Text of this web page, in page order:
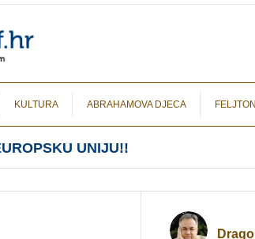
KULTURA ABRAHAMOVA DJECA FELJTON
UNIJU!!